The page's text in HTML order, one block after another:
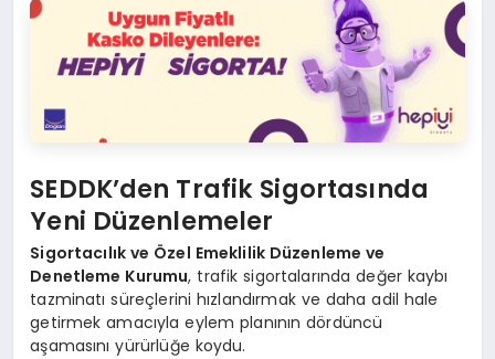
SEDDK’den Trafik Sigortasında
Yeni Düzenlemeler
Sigortacılık ve Özel Emeklilik Düzenleme ve
Denetleme Kurumu, trafik sigortalarında değer kaybı
tazminatı süreçlerini hızlandırmak ve daha adil hale
getirmek amacıyla eylem planının dördüncü
aşamasını yürürlüğe koydu.